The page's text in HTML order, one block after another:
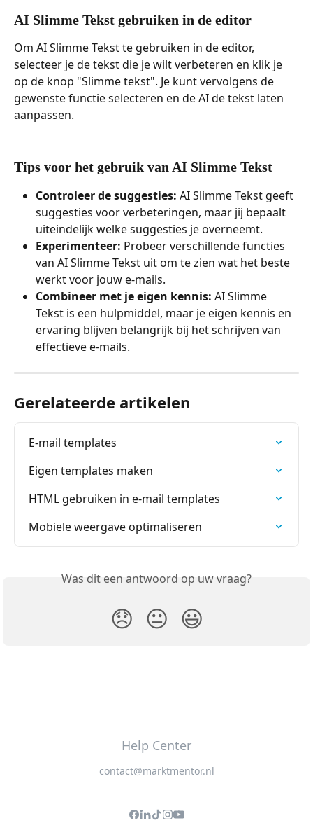
AI Slimme Tekst gebruiken in de editor
Om AI Slimme Tekst te gebruiken in de editor,
selecteer je de tekst die je wilt verbeteren en klik je
op de knop "Slimme tekst". Je kunt vervolgens de
gewenste functie selecteren en de AI de tekst laten
aanpassen.
Tips voor het gebruik van AI Slimme Tekst
Controleer de suggesties: AI Slimme Tekst geeft
suggesties voor verbeteringen, maar jij bepaalt
uiteindelijk welke suggesties je overneemt.
Experimenteer: Probeer verschillende functies
van AI Slimme Tekst uit om te zien wat het beste
werkt voor jouw e-mails.
Combineer met je eigen kennis: AI Slimme
Tekst is een hulpmiddel, maar je eigen kennis en
ervaring blijven belangrijk bij het schrijven van
effectieve e-mails.
Gerelateerde artikelen
E-mail templates
Eigen templates maken
HTML gebruiken in e-mail templates
Mobiele weergave optimaliseren
Was dit een antwoord op uw vraag?
😞 😐 😃
Help Center
contact@marktmentor.nl